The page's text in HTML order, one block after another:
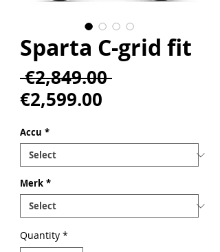
Sparta C-grid fit
€2,849.00 Regular
€2,599.00
Accu *
Merk *
Quantity *